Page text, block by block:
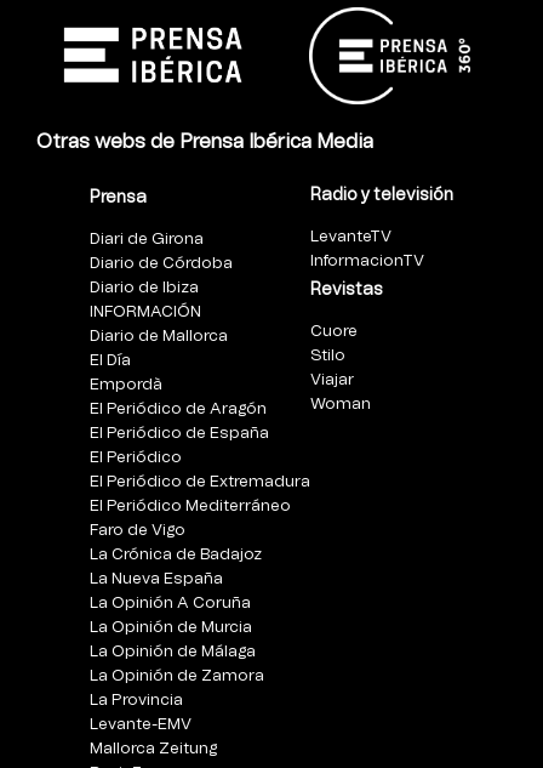
Otras webs de Prensa Ibérica Media
Prensa
Diari de Girona
Diario de Córdoba
Diario de Ibiza
INFORMACIÓN
Diario de Mallorca
El Día
Empordà
El Periódico de Aragón
El Periódico de España
El Periódico
El Periódico de Extremadura
El Periódico Mediterráneo
Faro de Vigo
La Crónica de Badajoz
La Nueva España
La Opinión A Coruña
La Opinión de Murcia
La Opinión de Málaga
La Opinión de Zamora
La Provincia
Levante-EMV
Mallorca Zeitung
Radio y televisión
LevanteTV
InformacionTV
Revistas
Cuore
Stilo
Viajar
Woman